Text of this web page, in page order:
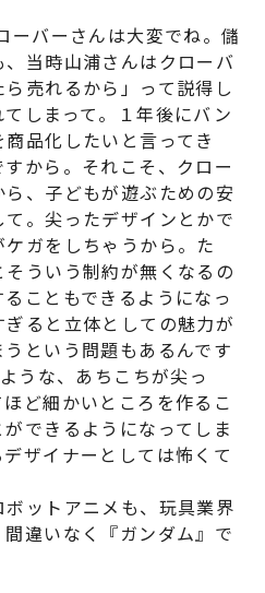
ーバーさんは大変でね。儲
当時山浦さんはクローバ
売れるから」って説得し
しまって。１年後にバン
品化したいと言ってき
から。それこそ、クロー
、子どもが遊ぶための安
。尖ったデザインとかで
ガをしちゃうから。た
ういう制約が無くなるの
こともできるようになっ
ると立体としての魅力が
という問題もあるんです
うな、あちこちが尖っ
ど細かいところを作るこ
できるようになってしま
ザイナーとしては怖くて
ットアニメも、玩具業界
違いなく『ガンダム』で